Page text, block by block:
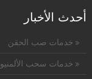
أحدث الأخبار
خدمات صب الحقن
خدمات سحب